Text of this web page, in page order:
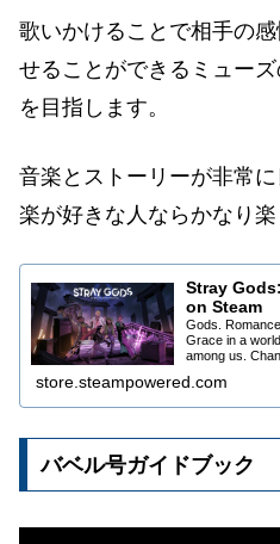
歌いかけることで相手の
せることができるミュー
を目指します。
音楽とストーリーが非常
楽が好きな人ならかなり楽
Stray
on Steam
Gods.
Grace in a
among us.
store.steampowered.com
バベル号ガイドブック